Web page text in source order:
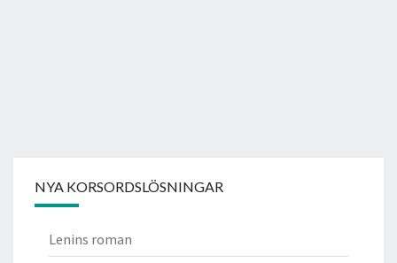
NYA KORSORDSLÖSNINGAR
Lenins roman